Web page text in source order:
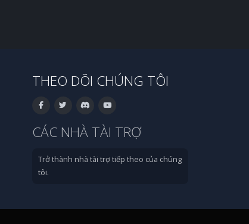
THEO DÕI CHÚNG TÔI
CÁC NHÀ TÀI TRỢ
Trở thành nhà tài trợ tiếp theo của chúng
tôi.